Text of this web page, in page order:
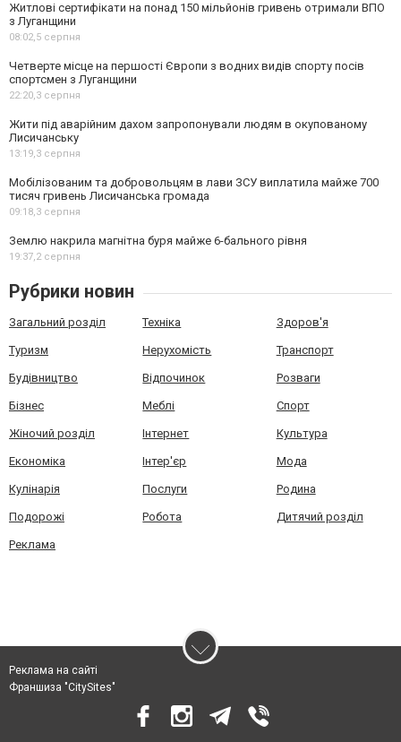
Житлові сертифікати на понад 150 мільйонів гривень отримали ВПО
з Луганщини
08:02,5 серпня
Четверте місце на першості Європи з водних видів спорту посів
спортсмен з Луганщини
22:20,3 серпня
Жити під аварійним дахом запропонували людям в окупованому
Лисичанську
13:19,3 серпня
Мобілізованим та добровольцям в лави ЗСУ виплатила майже 700
тисяч гривень Лисичанська громада
09:18,3 серпня
Землю накрила магнітна буря майже 6-бального рівня
19:37,2 серпня
Рубрики новин
Загальний розділ Техніка Здоров'я
Туризм Нерухомість Транспорт
Будівництво Відпочинок Розваги
Бізнес Меблі Спорт
Жіночий розділ Інтернет Культура
Економіка Інтер'єр Мода
Кулінарія Послуги Родина
Подорожі Робота Дитячий розділ
Реклама
Реклама на сайті
Франшиза "CitySites"